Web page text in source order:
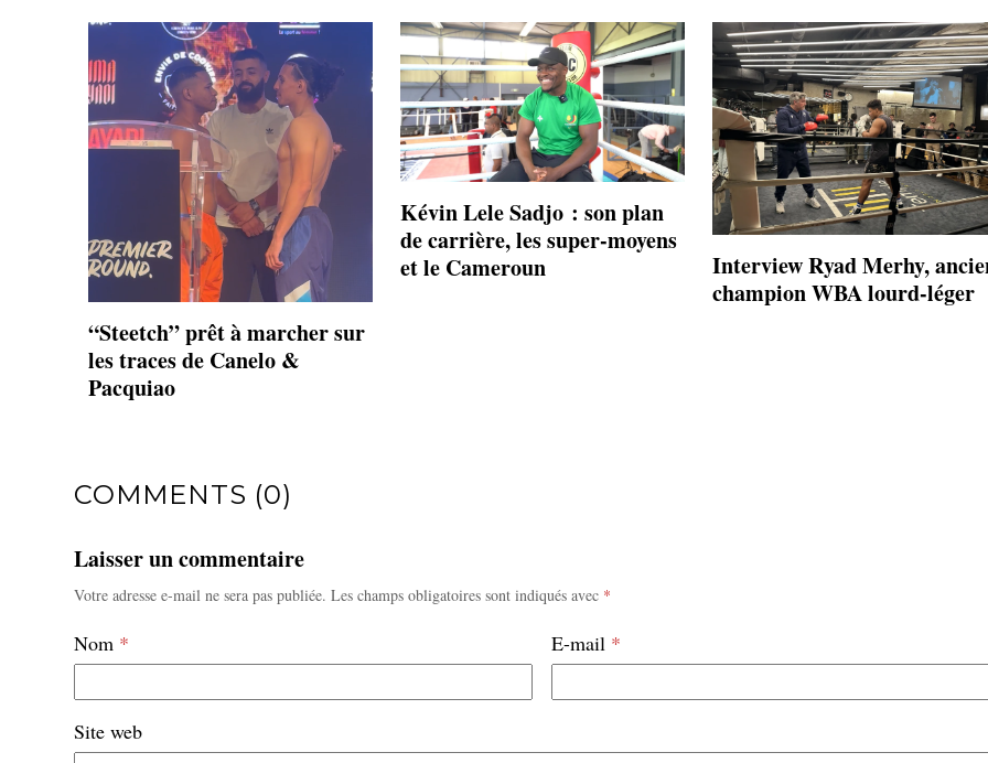
“Steetch” prêt à marcher sur
les traces de Canelo &
Pacquiao
Kévin Lele Sadjo : son plan
de carrière, les super-moyens
et le Cameroun
Interview Ryad Merhy,
champion WBA lourd-léger
COMMENTS (0)
Laisser un commentaire
Votre adresse e-mail ne sera pas publiée. Les champs obligatoires sont indiqués avec *
Nom * E-mail *
Site web